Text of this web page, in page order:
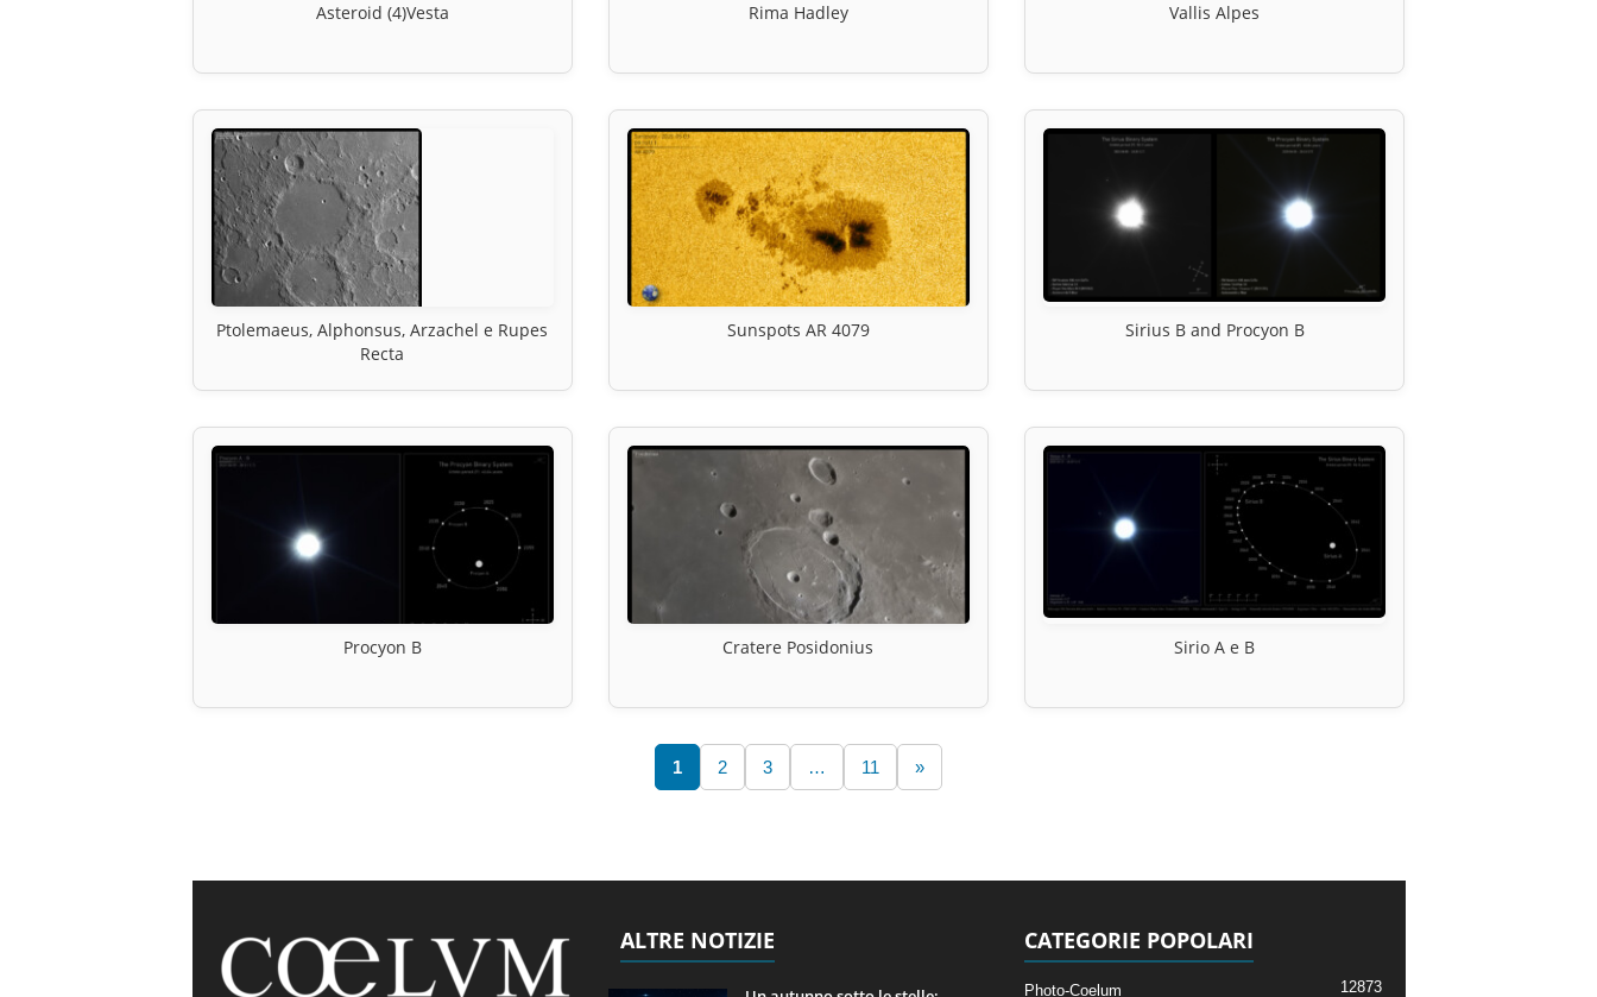
Asteroid (4)Vesta Rima Hadley Vallis Alpes
Ptolemaeus, Alphonsus, Arzachel e Rupes
Recta
Sunspots AR 4079 Sirius B and Procyon B
Procyon B Cratere Posidonius Sirio A e B
1 2 3 … 11 »
ALTRE NOTIZIE CATEGORIE POPOLARI
Photo-Coelum 12873